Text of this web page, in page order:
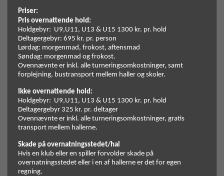
Priser:
Pris overnattende hold:
Holdgebyr:  U9,U11, U13 & U15 1300 kr. pr. hold
Deltagergebyr: 695 kr. pr. person
Lørdag: morgenmad, frokost, aftensmad
Søndag: morgenmad og frokost.
Ovennævnte er inkl. alle turneringsomkostninger, samt
forplejning, bustransport mellem haller og skoler.
Ikke overnattende hold:
Holdgebyr: U9,U11, U13 & U15 1300 kr. pr. hold
Deltagergebyr 325 kr. pr. deltager
Ovennævnte er inkl. alle turneringsomkostninger, gratis
transport mellem hallerne.
Skade på overnatningsstedet/hal
Hvis en klub eller en spiller forvolder skade på
overnatningsstedet eller i en af hallerne er det for egen
regning.